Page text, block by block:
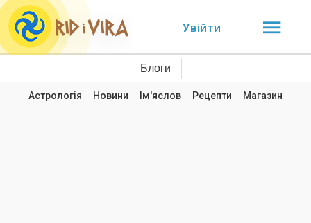
Увійти
Блоги
Астрологія Новини Ім'яслов Рецепти Магазин